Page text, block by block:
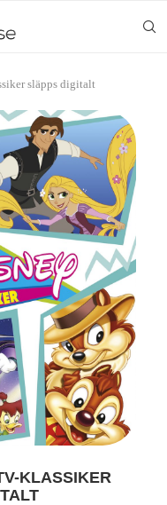
släpps digitalt
KLASSIKER